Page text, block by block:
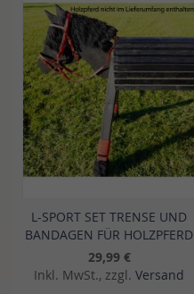
L-SPORT SET TRENSE UND
BANDAGEN FÜR HOLZPFERD
29,99 €
Inkl. MwSt., zzgl. Versand